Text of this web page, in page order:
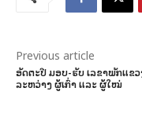
Previous article
ອັດຕະປື ມອບ-ຮັບ​ ເລຂາພັກແຂ
ລະຫວ່າງ ຜູ້ເກົ່າ ແລະ ຜູ້ໃໝ່